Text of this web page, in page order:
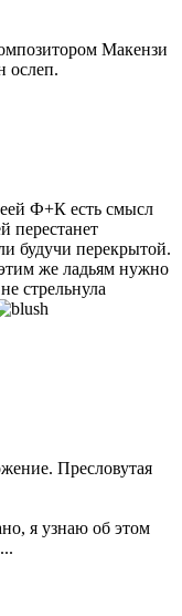
Макензи
ослеп.
Ф+К есть смысл
перестанет
будучи перекрытой.
же ладьям нужно
стрельнула
Пресловутая
я узнаю об этом